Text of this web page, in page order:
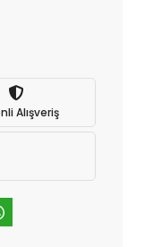
Alışveriş